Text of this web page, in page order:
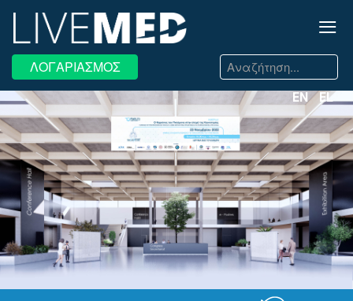
≡
ΛΟΓΑΡΙΑΣΜΟΣ Αναζήτηση...
EN EL